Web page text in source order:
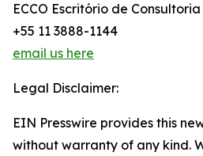
ECCO Escritório de
+55 11 3888-1144
email us here
Legal Disclaimer:
EIN Presswire provides this
without warranty of any kind.